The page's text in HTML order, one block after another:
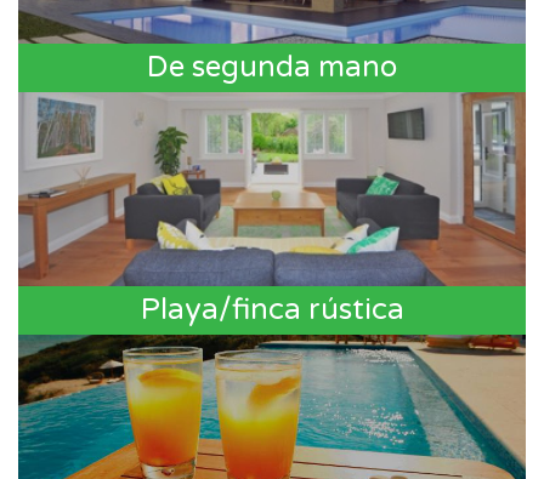
De segunda mano
Playa/finca rústica